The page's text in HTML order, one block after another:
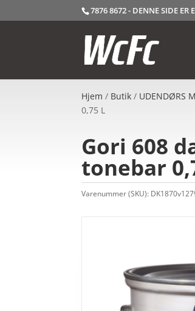
7876 8672 - DENNE SIDE ER
Hjem / Butik / UDENDØRS
0,75 L
Gori 608
tonebar
Varenummer (SKU):